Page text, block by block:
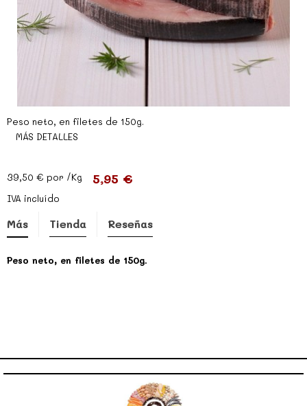
Peso neto, en filetes de 150g.
MÁS DETALLES
39,50 € por /Kg 5,95 €
IVA incluído
Más Tienda Reseñas
Peso neto, en filetes de 150g.